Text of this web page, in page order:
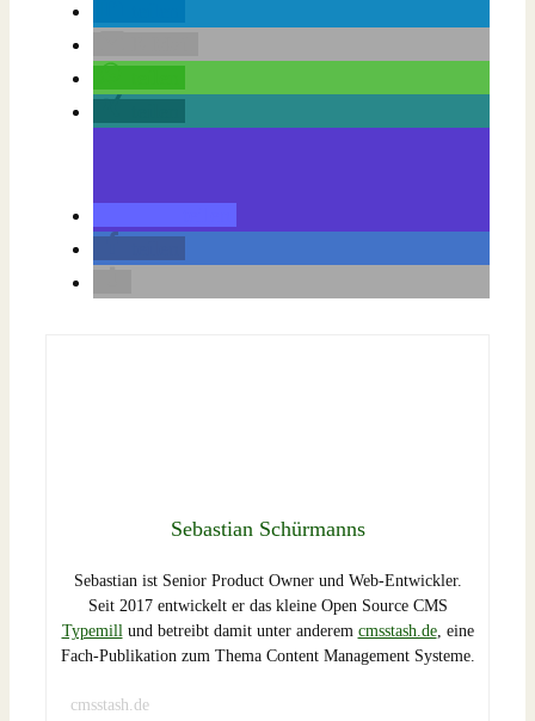
Sebastian Schürmanns
Sebastian ist Senior Product Owner und Web-Entwickler.
Seit 2017 entwickelt er das kleine Open Source CMS
Typemill und betreibt damit unter anderem cmsstash.de, eine
Fach-Publikation zum Thema Content Management Systeme.
cmsstash.de